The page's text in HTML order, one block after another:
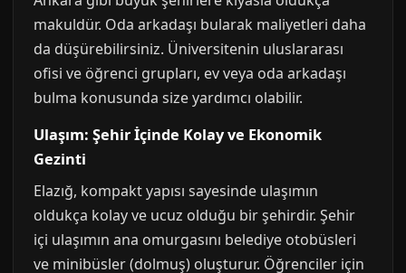
makuldür. Oda arkadaşı bularak maliyetleri daha
da düşürebilirsiniz. Üniversitenin uluslararası
ofisi ve öğrenci grupları, ev veya oda arkadaşı
bulma konusunda size yardımcı olabilir.
Ulaşım: Şehir İçinde Kolay ve Ekonomik
Gezinti
Elazığ, kompakt yapısı sayesinde ulaşımın
oldukça kolay ve ucuz olduğu bir şehirdir. Şehir
içi ulaşımın ana omurgasını belediye otobüsleri
ve minibüsler (dolmuş) oluşturur. Öğrenciler için